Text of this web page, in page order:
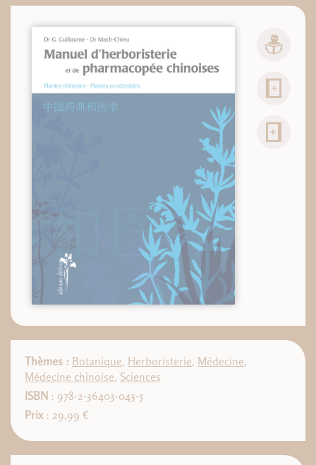
Thèmes : Botanique, Herboristerie, Médecine,
Médecine chinoise, Sciences
ISBN : 978-2-36403-043-5
Prix: 29,99 €